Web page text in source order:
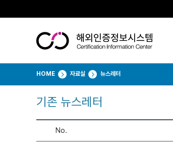
HOME 자료실 뉴스레터
기존 뉴스레터
No.